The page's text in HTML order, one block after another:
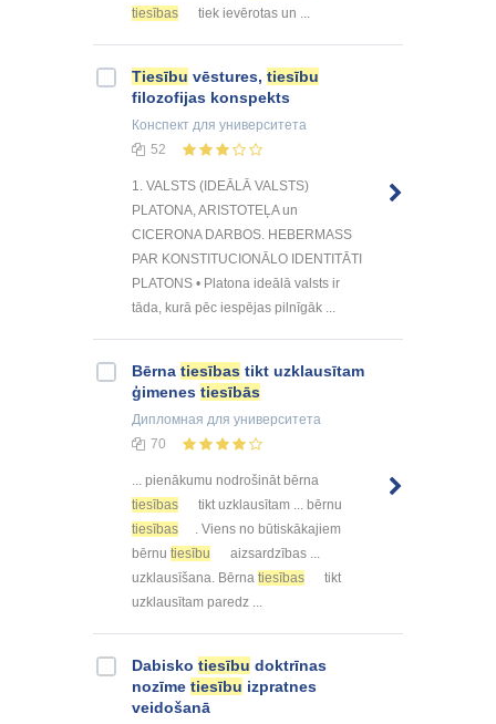
tiesības
tiek ievērotas un ...
Tiesību vēstures, tiesību
filozofijas konspekts
Конспект для университета
52
1. VALSTS (IDEĀLĀ VALSTS)
PLATONA, ARISTOTEĻA un
CICERONA DARBOS. HEBERMASS
PAR KONSTITUCIONĀLO IDENTITĀTI
PLATONS • Platona ideālā valsts ir
tāda, kurā pēc iespējas pilnīgāk ...
Bērna tiesības tikt uzklausītam
ģimenes tiesībās
Дипломная для университета
70
... pienākumu nodrošināt bērna
tiesības
tikt uzklausītam ... bērnu
tiesības
. Viens no būtiskākajiem
bērnu tiesību
aizsardzības ...
uzklausīšana. Bērna tiesības
tikt
uzklausītam paredz ...
Dabisko tiesību doktrīnas
nozīme tiesību izpratnes
veidošanā